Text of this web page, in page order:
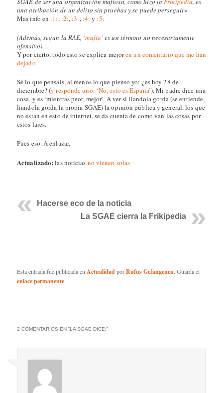
una atribución de un delito sin pruebas y se puede perseguir»
Mas info en :1:, :2:, :3:, :4: y :5:
(Además, segun la RAE, ‘mafia’es un término no necesariamente
ofensivo)
Y por cierto, todo esto se explica mejoren un comentario que me han
dejado
Sé lo que pensais, al menos lo que pienso yo: ¿es hoy 28 de
diciembre? (y responde uno: ‘No, esto es España’). Mi padre dice una
cosa, y es ‘mientras peor, mejor’. A ver si liandola gorda (se entiende,
liandola gorda la propia SGAE) la opinion pública y general, los que
no estan en esto de internet, se da cuenta de como van las cosas por
estos lares.
Pues eso. A enlazar.
Actualizado: las noticias no vienen solas
Hacerse eco de la noticia
La SGAE cierra la Frikipedia
Esta entrada fue publicada en ActualidadporRufus Gefangenen. Guarda el
enlace permanente.
2 COMENTARIOS EN “LA SGAE DICE:”